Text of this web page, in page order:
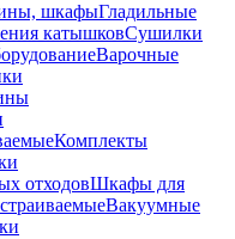
шкафыГладильные
катышковСушилки
Варочные
Комплекты
отходовШкафы для
Вакуумные